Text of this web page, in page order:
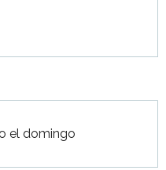
el domingo